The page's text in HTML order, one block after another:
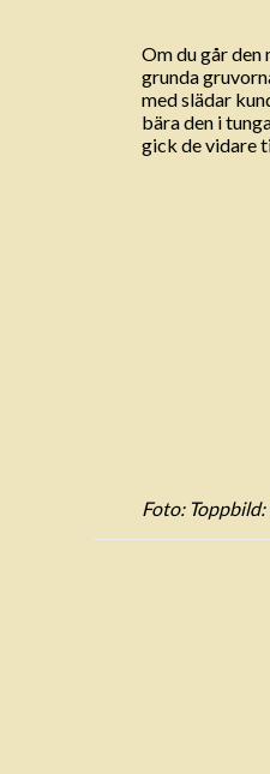
Om du går den
grunda
med slädar
bära den i
gick de vidare
Foto: